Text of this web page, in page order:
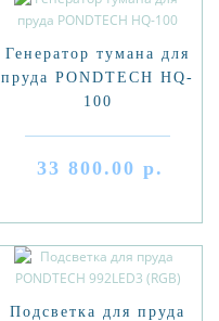
Генератор тумана для
пруда PONDTECH HQ-
100
33 800.00 р.
Подсветка для пруда